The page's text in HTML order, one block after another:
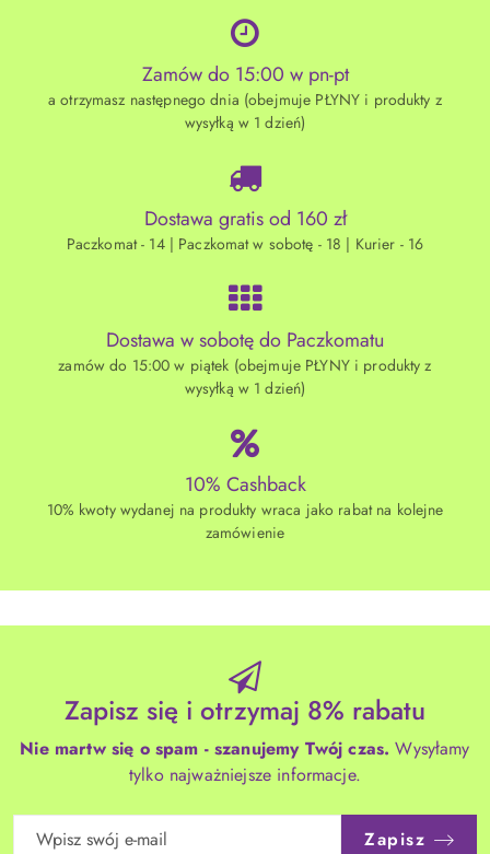
Zamów do 15:00 w pn-pt
a otrzymasz następnego dnia (obejmuje PŁYNY i produkty z
wysyłką w 1 dzień)
Dostawa gratis od 160 zł
Paczkomat - 14 | Paczkomat w sobotę - 18 | Kurier - 16
Dostawa w sobotę do Paczkomatu
zamów do 15:00 w piątek (obejmuje PŁYNY i produkty z
wysyłką w 1 dzień)
10% Cashback
10% kwoty wydanej na produkty wraca jako rabat na kolejne
zamówienie
Zapisz się i otrzymaj 8% rabatu
Nie martw się o spam - szanujemy Twój czas. Wysyłamy
tylko najważniejsze informacje.
Zapisz